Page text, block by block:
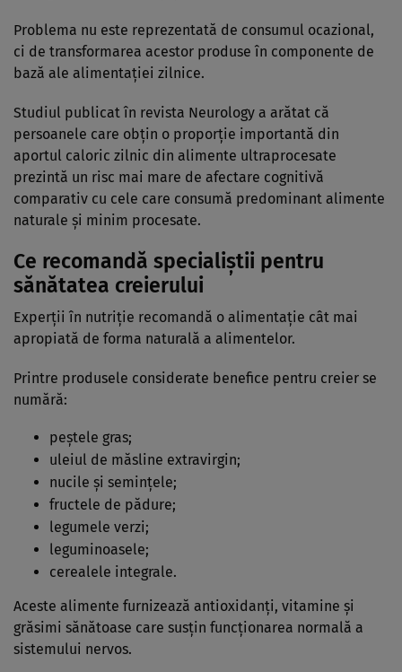
Problema nu este reprezentată de consumul ocazional,
ci de transformarea acestor produse în componente de
bază ale alimentației zilnice.
Studiul publicat în revista Neurology a arătat că
persoanele care obțin o proporție importantă din
aportul caloric zilnic din alimente ultraprocesate
prezintă un risc mai mare de afectare cognitivă
comparativ cu cele care consumă predominant alimente
naturale și minim procesate.
Ce recomandă specialiștii pentru
sănătatea creierului
Experții în nutriție recomandă o alimentație cât mai
apropiată de forma naturală a alimentelor.
Printre produsele considerate benefice pentru creier se
numără:
peștele gras;
uleiul de măsline extravirgin;
nucile și semințele;
fructele de pădure;
legumele verzi;
leguminoasele;
cerealele integrale.
Aceste alimente furnizează antioxidanți, vitamine și
grăsimi sănătoase care susțin funcționarea normală a
sistemului nervos.